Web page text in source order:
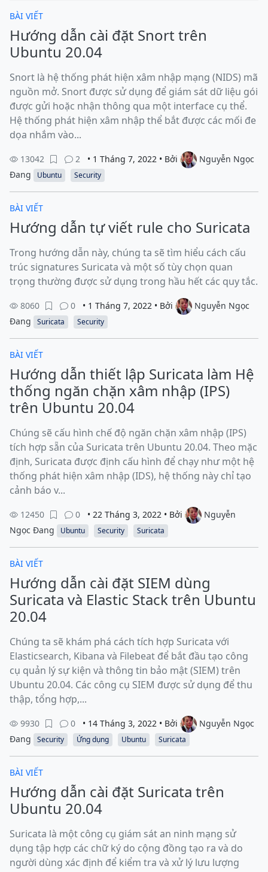
BÀI VIẾT
Hướng dẫn cài đặt Snort trên
Ubuntu 20.04
Snort là hệ thống phát hiện xâm nhập mạng (NIDS) mã
nguồn mở. Snort được sử dụng để giám sát dữ liệu gói
được gửi hoặc nhận thông qua một interface cụ thể.
Hệ thống phát hiện xâm nhập thể bắt được các mối đe
dọa nhắm vào...
13042 2 • 1 Tháng 7, 2022 • Bởi
Nguyễn Ngọc
Đang
Ubuntu Security
BÀI VIẾT
Hướng dẫn tự viết rule cho Suricata
Trong hướng dẫn này, chúng ta sẽ tìm hiểu cách cấu
trúc signatures Suricata và một số tùy chọn quan
trọng thường được sử dụng trong hầu hết các quy tắc.
8060 0 • 1 Tháng 7, 2022 • Bởi
Nguyễn Ngọc
Đang
Suricata Security
BÀI VIẾT
Hướng dẫn thiết lập Suricata làm Hệ
thống ngăn chặn xâm nhập (IPS)
trên Ubuntu 20.04
Chúng sẽ cấu hình chế độ ngăn chặn xâm nhập (IPS)
tích hợp sẵn của Suricata trên Ubuntu 20.04. Theo mặc
định, Suricata được định cấu hình để chạy như một hệ
thống phát hiện xâm nhập (IDS), hệ thống này chỉ tạo
cảnh báo v...
12450 0 • 22 Tháng 3, 2022 • Bởi
Nguyễn
Ngọc Đang
Ubuntu Security Suricata
BÀI VIẾT
Hướng dẫn cài đặt SIEM dùng
Suricata và Elastic Stack trên Ubuntu
20.04
Chúng ta sẽ khám phá cách tích hợp Suricata với
Elasticsearch, Kibana và Filebeat để bắt đầu tạo công
cụ quản lý sự kiện và thông tin bảo mật (SIEM) trên
Ubuntu 20.04. Các công cụ SIEM được sử dụng để thu
thập, tổng hợp,...
9930 0 • 14 Tháng 3, 2022 • Bởi
Nguyễn Ngọc
Đang
Security Ứng dụng Ubuntu Suricata
BÀI VIẾT
Hướng dẫn cài đặt Suricata trên
Ubuntu 20.04
Suricata là một công cụ giám sát an ninh mạng sử
dụng tập hợp các chữ ký do cộng đồng tạo ra và do
người dùng xác định để kiểm tra và xử lý lưu lượng